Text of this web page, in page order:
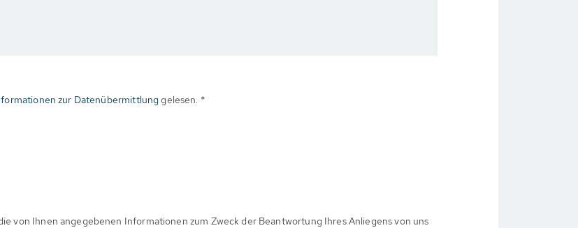
zur Datenübermittlunggelesen. *
von Ihnen angegebenen Informationen zum Zweck der Beantwortung Ihres Anliegens von uns